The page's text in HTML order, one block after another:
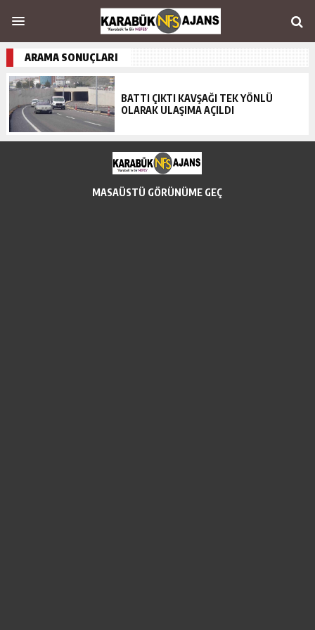
ARAMA SONUÇLARI
BATTI ÇIKTI KAVŞAĞI TEK YÖNLÜ
OLARAK ULAŞIMA AÇILDI
MASAÜSTÜ GÖRÜNÜME GEÇ